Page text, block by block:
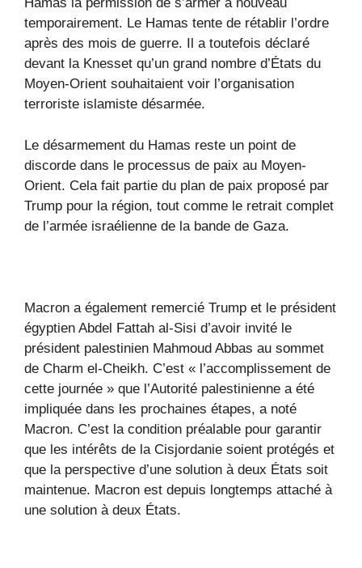
Hamas la permission de s’armer à nouveau
temporairement. Le Hamas tente de rétablir l’ordre
après des mois de guerre. Il a toutefois déclaré
devant la Knesset qu’un grand nombre d’États du
Moyen-Orient souhaitaient voir l’organisation
terroriste islamiste désarmée.
Le désarmement du Hamas reste un point de
discorde dans le processus de paix au Moyen-
Orient. Cela fait partie du plan de paix proposé par
Trump pour la région, tout comme le retrait complet
de l’armée israélienne de la bande de Gaza.
Macron a également remercié Trump et le président
égyptien Abdel Fattah al-Sisi d’avoir invité le
président palestinien Mahmoud Abbas au sommet
de Charm el-Cheikh. C’est « l’accomplissement de
cette journée » que l’Autorité palestinienne a été
impliquée dans les prochaines étapes, a noté
Macron. C’est la condition préalable pour garantir
que les intérêts de la Cisjordanie soient protégés et
que la perspective d’une solution à deux États soit
maintenue. Macron est depuis longtemps attaché à
une solution à deux États.